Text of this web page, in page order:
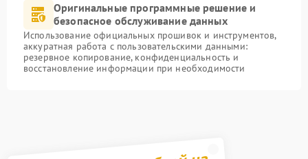
Оригинальные программные решение и
безопасное обслуживание данных
Использование официальных прошивок и инструментов,
аккуратная работа с пользовательскими данными:
резервное копирование, конфиденциальность и
восстановление информации при необходимости